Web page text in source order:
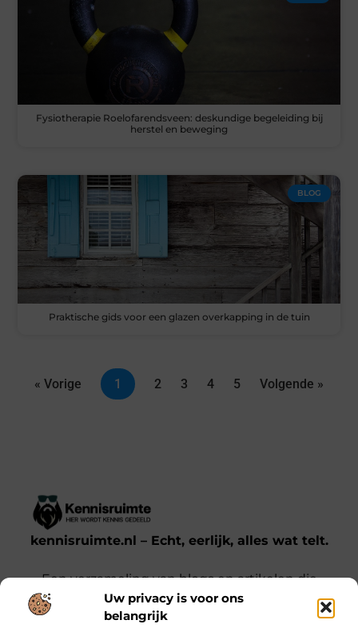
Uw privacy is voor ons
belangrijk
Fysiotherapie Roelofarendsveen: deskundige begeleiding bij
herstel en beweging
BLOG
Praktische gids voor een glazen overkapping in de tuin
« Vorige 1 2 3 4 5 Volgende »
kennisruimte.nl – Echt, eerlijk, alles wat telt.
Een verzameling van blogs en artikelen die
een breed scala aan onderwerpen uit het
dagelijks leven behandelen.